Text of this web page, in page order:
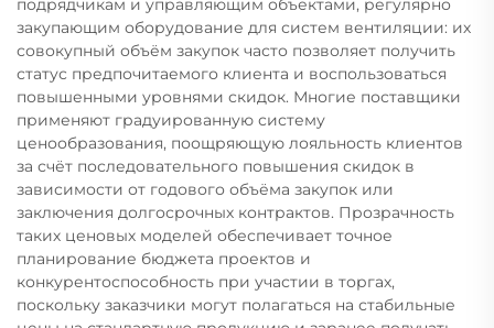
подрядчикам и управляющим объектами, регулярно
закупающим оборудование для систем вентиляции: их
совокупный объём закупок часто позволяет получить
статус предпочитаемого клиента и воспользоваться
повышенными уровнями скидок. Многие поставщики
применяют градуированную систему
ценообразования, поощряющую лояльность клиентов
за счёт последовательного повышения скидок в
зависимости от годового объёма закупок или
заключения долгосрочных контрактов. Прозрачность
таких ценовых моделей обеспечивает точное
планирование бюджета проектов и
конкурентоспособность при участии в торгах,
поскольку заказчики могут полагаться на стабильные